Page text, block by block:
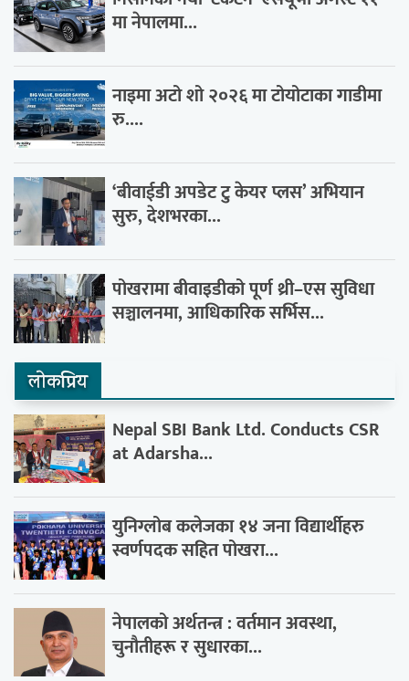
मा नेपालमा...
नाइमा अटो शो २०२६ मा टोयोटाका गाडीमा
रु....
‘बीवाईडी अपडेट टु केयर प्लस’ अभियान
सुरु, देशभरका...
पोखरामा बीवाइडीको पूर्ण थ्री–एस सुविधा
सञ्चालनमा, आधिकारिक सर्भिस...
लाेकप्रिय
Nepal SBI Bank Ltd. Conducts CSR
at Adarsha...
युनिग्लोब कलेजका १४ जना विद्यार्थीहरु
स्वर्णपदक सहित पोखरा...
नेपालको अर्थतन्त्र : वर्तमान अवस्था,
चुनौतीहरू र सुधारका...